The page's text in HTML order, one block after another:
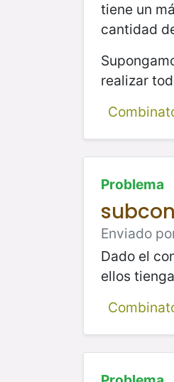
tiene un
cantidad
realizar
Problema
Enviado
Dado el
ellos